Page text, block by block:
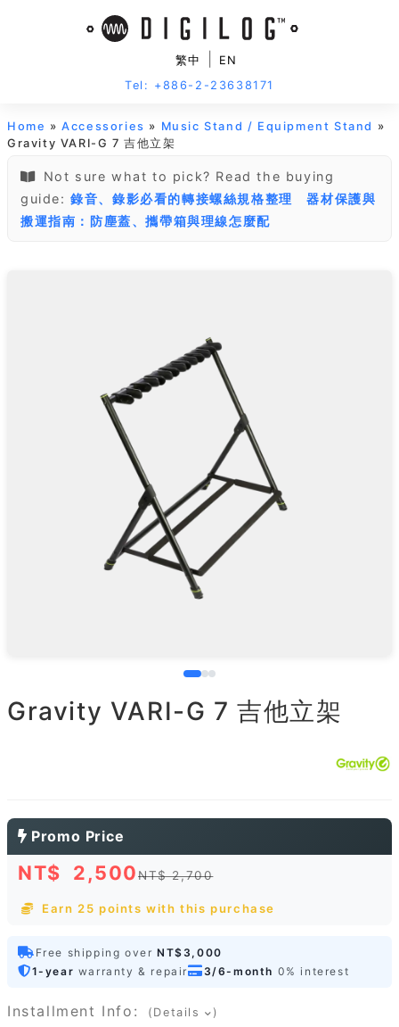
繁中
EN
Tel: +886-2-23638171
Home »Accessories » Music Stand / Equipment Stand »
Gravity VARI-G 7 吉他立架
Not sure what to pick? Read the buying
guide: 錄音、錄影必看的轉接螺絲規格整理
器材保護與
搬運指南：防塵蓋、攜帶箱與理線怎麼配
Gravity VARI-G 7 吉他立架
Promo Price
NT$ 2,500NT$ 2,700
Earn 25 points with this purchase
Free shipping overNT$3,000
1-year warranty & repair 3/6-month 0% interest
Installment Info: (Details )